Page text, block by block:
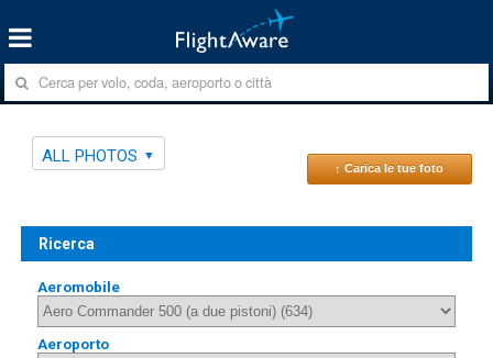
ALL PHOTOS
↑ Carica le tue foto
Ricerca
Aeromobile
Aeroporto